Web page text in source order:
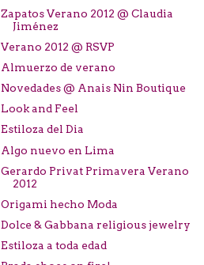
Zapatos Verano 2012 @ Claudia
Jiménez
Verano 2012 @ RSVP
Almuerzo de verano
Novedades @ Anais Nin Boutique
Look and Feel
Estiloza del Dia
Algo nuevo en Lima
Gerardo Privat Primavera Verano
2012
Origami hecho Moda
Dolce & Gabbana religious jewelry
Estiloza a toda edad